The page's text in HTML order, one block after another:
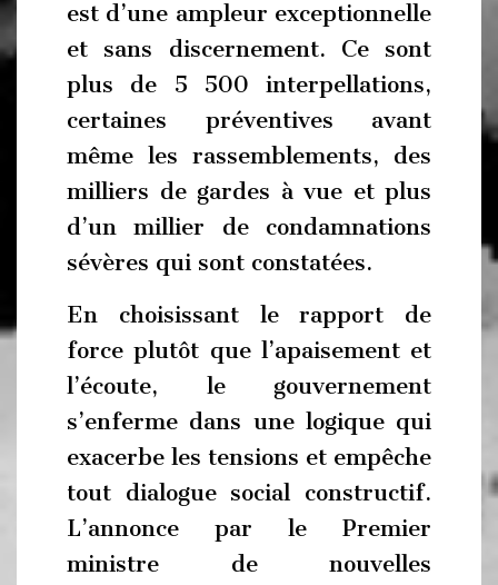
est d’une ampleur exceptionnelle
et sans discernement. Ce sont
plus de 5 500 interpellations,
certaines préventives avant
même les rassemblements, des
milliers de gardes à vue et plus
d’un millier de condamnations
sévères qui sont constatées.
En choisissant le rapport de
force plutôt que l’apaisement et
l’écoute, le gouvernement
s’enferme dans une logique qui
exacerbe les tensions et empêche
tout dialogue social constructif.
L’annonce par le Premier
ministre de nouvelles